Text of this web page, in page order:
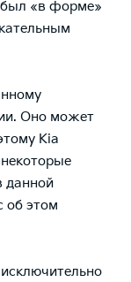
«в форме»
Оно может
Kia
данной
об этом